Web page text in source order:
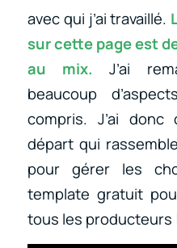
avec qui j’ai travaillé.
sur cette page est
au mix.J’ai
beaucoup
compris. J’ai
départ qui
pour gérer les
template gratuit
tous les producteurs